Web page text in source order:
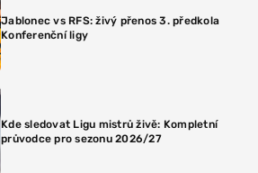
Jablonec vs RFS: živý přenos 3. předkola
Konferenční ligy
Kde sledovat Ligu mistrů živě: Kompletní
průvodce pro sezonu 2026/27